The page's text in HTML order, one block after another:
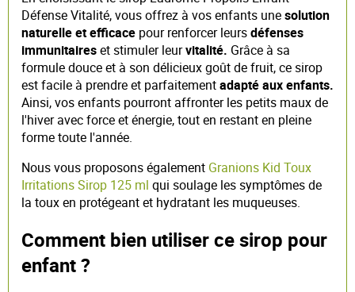
Défense Vitalité, vous offrez à vos enfants unesolution
naturelle et efficace pour renforcer leursdéfenses
immunitaireset stimuler leurvitalité. Grâce à sa
formule douce et à son délicieux goût de fruit, ce sirop
est facile à prendre et parfaitementadapté aux enfants.
Ainsi, vos enfants pourront affronter les petits maux de
l'hiver avec force et énergie, tout en restant en pleine
forme toute l'année.
Nous vous proposons également Granions Kid Toux
Irritations Sirop 125 ml qui soulage les symptômes de
la toux en protégeant et hydratant les muqueuses.
Comment bien utiliser ce sirop pour
enfant ?